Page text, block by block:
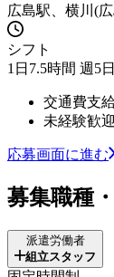
広島駅、横川(
シフト
1日7.5時間 週5
交通費支
未経験歓迎
応募画面に進む
募集職種
派遣労働者
組立スタッフ